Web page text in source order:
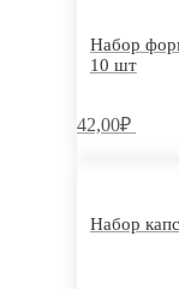
Набор
10 шт
42,00₽
Набор